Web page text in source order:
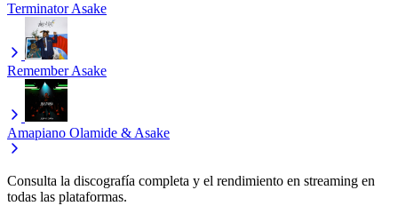
TerminatorAsake
RememberAsake
Amapiano Olamide & Asake
Consulta la discografía completa y el rendimiento en streaming en
todas las plataformas.